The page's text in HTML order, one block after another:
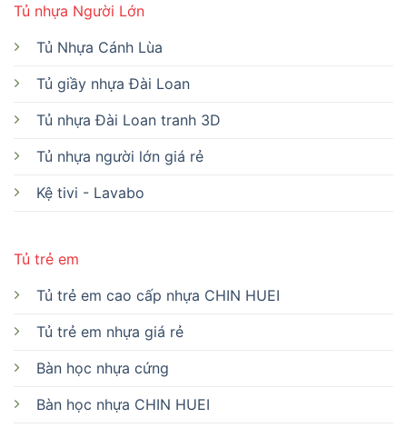
Tủ nhựa Người Lớn
Tủ Nhựa Cánh Lùa
Tủ giầy nhựa Đài Loan
Tủ nhựa Đài Loan tranh 3D
Tủ nhựa người lớn giá rẻ
Kệ tivi - Lavabo
Tủ trẻ em
Tủ trẻ em cao cấp nhựa CHIN HUEI
Tủ trẻ em nhựa giá rẻ
Bàn học nhựa cứng
Bàn học nhựa CHIN HUEI